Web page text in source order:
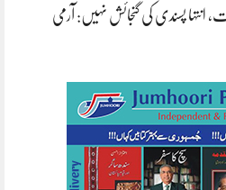
انتہا پسندی کی گنجائش نہیں: آرمی